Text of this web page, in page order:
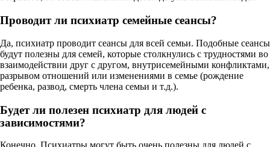
Проводит ли психиатр семейные сеансы?
Да, психиатр проводит сеансы для всей семьи. Подобные сеансы
будут полезны для семей, которые столкнулись с трудностями во
взаимодействии друг с другом, внутрисемейными конфликтами,
разрывом отношений или изменениями в семье (рождение
ребенка, развод, смерть члена семьи и т.д.).
Будет ли полезен психиатр для людей с
зависимостями?